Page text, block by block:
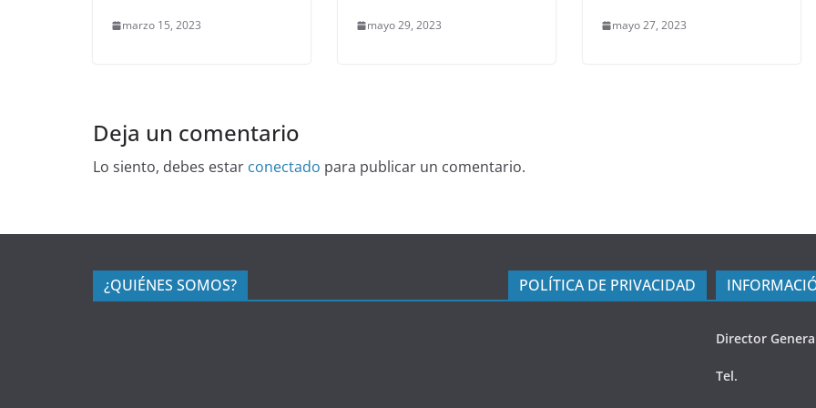
marzo 15, 2023 mayo 29, 2023 mayo 27, 2023
Deja un comentario
Lo siento, debes estar conectado para publicar un comentario.
¿QUIÉNES SOMOS? POLÍTICA DE PRIVACIDAD
Director
Tel.